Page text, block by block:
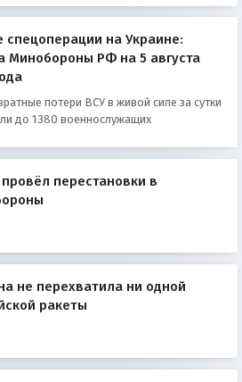
спецоперации на Украине:
Минобороны РФ на 5 августа
потери ВСУ в живой силе за сутки
до 1380 военнослужащих
перестановки в
не перехватила ни одной
ракеты